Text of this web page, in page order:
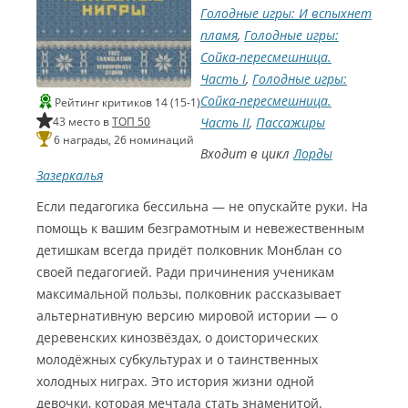
ч
ш
и
й
а
к
т
ё
о
в
у
ч
и
в
т
о
р
г
в
у
ч
к
и
в
т
о
р
о
о
п
н
а
(
U
)
а
з
к
а
С
и
Г
о
м
э
р
2
0
1
к
т
р
и
с
а
о
з
у
к
и
в
т
о
о
г
о
п
л
с
а
о
з
в
у
ч
к
в
о
р
о
п
л
а
н
А
л
ь
т
е
р
2
0
А
л
ь
т
я
а
к
т
р
и
с
о
в
у
к
и
Л
е
д
.
й
м
о
н
т
а
ж
в
к
а
э
й
н
Щ
и
д
С
и
н
е
о
м
э
р
2
0
1
4
Л
Рейтинг критиков 14 (15-1)
43 место вТОП 50
6 награды, 26 номинаций
Голодные игры: И вспыхнет
пламя, Голодные игры:
Сойка-пересмешница.
Часть I, Голодные игры:
Сойка-пересмешница.
Часть II, Пассажиры
Входит в циклЛорды
Зазеркалья
Если педагогика бессильна — не опускайте руки. На
помощь к вашим безграмотным и невежественным
детишкам всегда придёт полковник Монблан со
своей педагогией. Ради причинения ученикам
максимальной пользы, полковник рассказывает
альтернативную версию мировой истории — о
деревенских кинозвёздах, о доисторических
молодёжных субкультурах и о таинственных
холодных ниграх. Это история жизни одной
девочки, которая мечтала стать знаменитой.